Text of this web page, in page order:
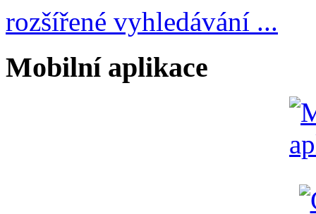
rozšířené vyhledávání ...
Mobilní aplikace